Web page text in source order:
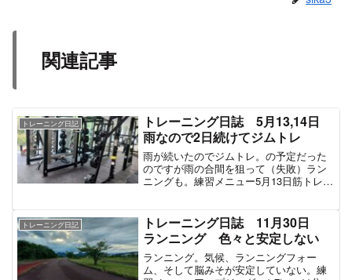
関連記事
トレーニング日記
トレーニング日誌 5月13,14日
雨なので2日続けてジムトレ
雨が続いたのでジムトレ。の予定だった
のですが雨の合間を狙って（失敗）ラン
ニングも。練習メニュー5月13日筋トレ
回 4回 4回 4回インターバル 2分筋
トレ ア...
トレーニング日記
トレーニング日誌 11月30日
ランニング 色々と安定しない
ランニング。気候、ランニングフォー
ム、そして脳みそが安定していない。練